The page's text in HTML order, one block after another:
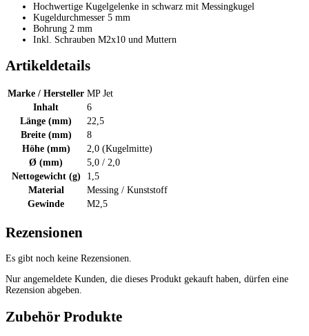
Hochwertige Kugelgelenke in schwarz mit Messingkugel
Kugeldurchmesser 5 mm
Bohrung 2 mm
Inkl. Schrauben M2x10 und Muttern
Artikeldetails
Marke / Hersteller MP Jet
Inhalt
6
Länge (mm)
22,5
Breite (mm)
8
Höhe (mm)
2,0 (Kugelmitte)
Ø (mm)
5,0 / 2,0
Nettogewicht (g)
1,5
Material
Messing / Kunststoff
Gewinde
M2,5
Rezensionen
Es gibt noch keine Rezensionen.
Nur angemeldete Kunden, die dieses Produkt gekauft haben, dürfen eine
Rezension abgeben.
Zubehör Produkte